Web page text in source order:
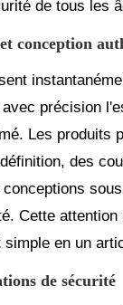
de tous les
conception
précision
Les produits
des
Cette
en un
de sécurité